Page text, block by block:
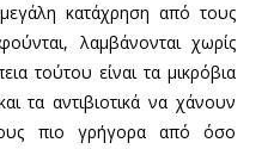
κατάχρηση από τους
λαμβάνονται χωρίς
τούτου είναι τα μικρόβια
τα αντιβιοτικά να χάνουν
πιο γρήγορα από όσο